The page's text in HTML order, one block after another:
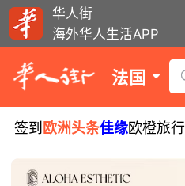
华人街
海外华人生活APP
法国
签到 欧洲头条佳缘欧橙旅行